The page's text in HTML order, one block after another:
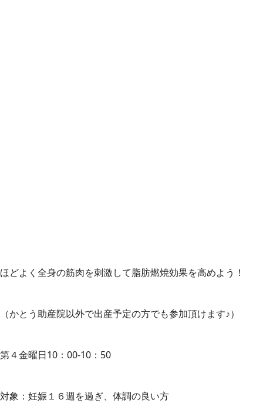
ほどよく全身の筋肉を刺激して脂肪燃焼効果を高めよう！
（かとう助産院以外で出産予定の方でも参加頂けます♪）
第４金曜日10：00-10：50
対象：妊娠１６週を過ぎ、体調の良い方